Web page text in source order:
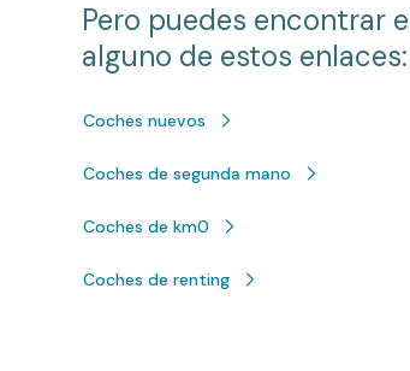
Pero puedes encontrar
alguno de estos enlaces:
Coches nuevos
Coches de segunda mano
Coches de km0
Coches de renting